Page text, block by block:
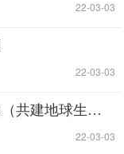
| 22-03-03
| 22-03-03
球生命共同体）
| 22-03-03